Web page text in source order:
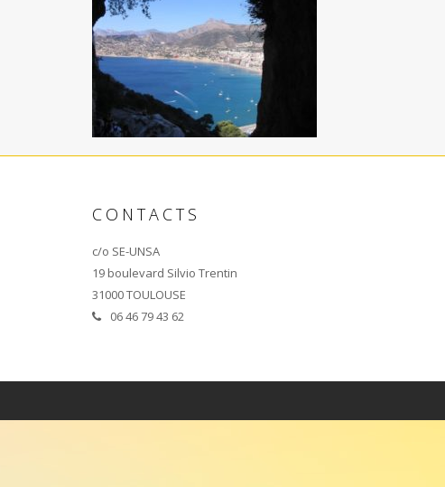
CONTACTS
c/o SE-UNSA
19 boulevard Silvio Trentin
31000 TOULOUSE
06 46 79 43 62